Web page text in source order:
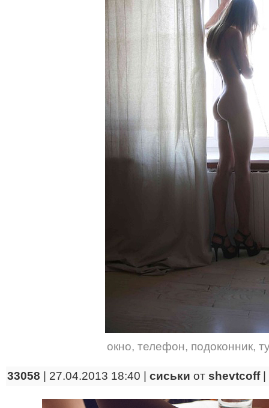
окно, телефон, подоконник,
33058 | 27.04.2013 18:40 | сиськи от shevtcoff|